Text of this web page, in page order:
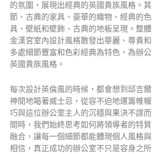
的氛圍，展現出經典的英國貴族風格。
節、古典的家具、豪華的織物、經典的
具、壁紙和壁飾、古典的地板呈現。整
金漢宮室內設計風格散發出華麗、尊貴
多處細節豐富和色彩經典為特色，為辦
英國貴族風格。
每次設計英倫風的時候，都會想到邱吉
神閒地喝著威士忌，從容不迫地運籌帷
巧與這位辦公室主人的沉穩與果決不謀
間時，我們始終思考如何將領導者的特
融合，讓每一個細節都能體現個人風格
相信，真正成功的辦公室不只是容身之